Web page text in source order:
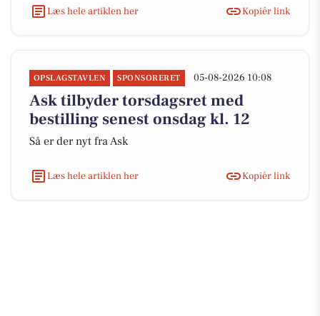
Læs hele artiklen her
Kopiér link
OPSLAGSTAVLEN SPONSORERET 05-08-2026 10:08
Ask tilbyder torsdagsret med
bestilling senest onsdag kl. 12
Så er der nyt fra Ask
Læs hele artiklen her Kopiér link